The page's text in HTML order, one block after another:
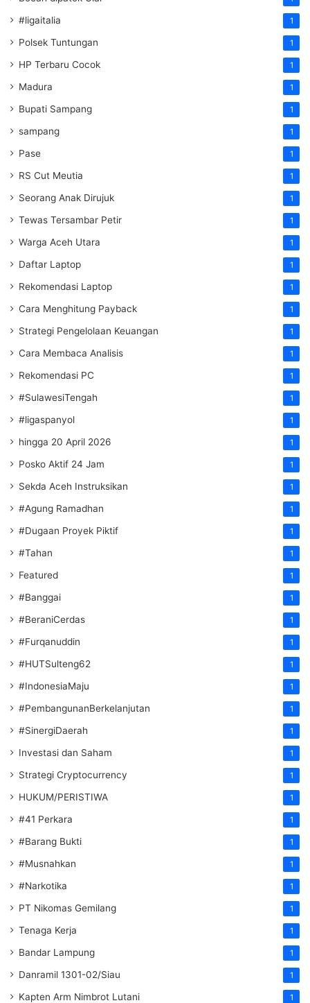
#ligaitalia 1
Polsek Tuntungan 1
HP Terbaru Cocok 1
Madura 1
Bupati Sampang 1
sampang 1
Pase 1
RS Cut Meutia 1
Seorang Anak Dirujuk 1
Tewas Tersambar Petir 1
Warga Aceh Utara 1
Daftar Laptop 1
Rekomendasi Laptop 1
Cara Menghitung Payback 1
Strategi Pengelolaan Keuangan 1
Cara Membaca Analisis 1
Rekomendasi PC 1
#SulawesiTengah 1
#ligaspanyol 1
hingga 20 April 2026 1
Posko Aktif 24 Jam 1
Sekda Aceh Instruksikan 1
#Agung Ramadhan 1
#Dugaan Proyek Piktif 1
#Tahan 1
Featured 1
#Banggai 1
#BeraniCerdas 1
#Furqanuddin 1
#HUTSulteng62 1
#IndonesiaMaju 1
#PembangunanBerkelanjutan 1
#SinergiDaerah 1
Investasi dan Saham 1
Strategi Cryptocurrency 1
HUKUM/PERISTIWA 1
#41 Perkara 1
#Barang Bukti 1
#Musnahkan 1
#Narkotika 1
PT Nikomas Gemilang 1
Tenaga Kerja 1
Bandar Lampung 1
Danramil 1301-02/Siau 1
Kapten Arm Nimbrot Lutani 1